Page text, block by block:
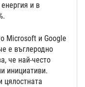
и в
Microsoft и Google
е въглеродно
че най-често
инициативи.
цялостната